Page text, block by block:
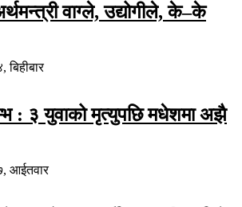
वाग्ले, उद्योगीले, के–के
: ३ युवाको मृत्युपछि मधेशमा अझै
आईतवार